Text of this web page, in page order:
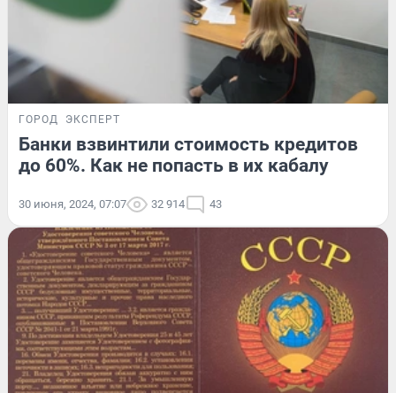
ГОРОД ЭКСПЕРТ
Банки взвинтили стоимость кредитов
до 60%. Как не попасть в их кабалу
30 июня, 2024, 07:07 32 914 43